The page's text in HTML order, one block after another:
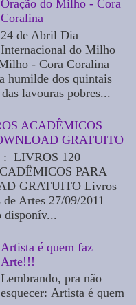
Oração do Milho - Cora
Coralina
24 de Abril Dia
Internacional do Milho
- Cora Coralina
humilde dos quintais
lavouras pobres...
ACADÊMICOS
GRATUITO
: LIVROS 120
PARA
GRATUITO Livros
de Artes 27/09/2011
disponív...
Artista é quem faz
Arte!!!
Lembrando, pra não
esquecer: Artista é quem